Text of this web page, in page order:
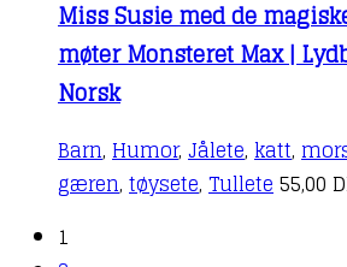
Miss Susie med de
møter Monsteret Max |
Norsk
Barn, Humor, Jålete, katt,
gæren, tøysete, Tullete55,00
1